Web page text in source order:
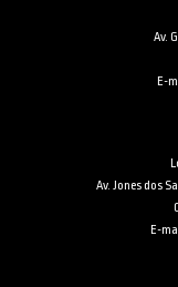
Av.
E-
Av. Jones dos
E-